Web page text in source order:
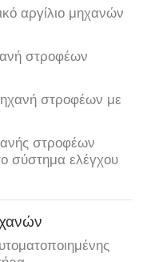
αργίλιο μηχανών
στροφέων
στροφέων με
στροφέων
σύστημα ελέγχου